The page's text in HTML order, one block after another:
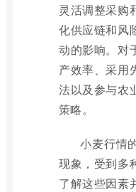
灵活调整采购
化供应链和风
动的影响。对
产效率、采用
法以及参与农
策略。
小麦行情
现象，受到多
了解这些因素